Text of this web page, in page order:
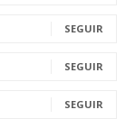
SEGUIR
SEGUIR
SEGUIR